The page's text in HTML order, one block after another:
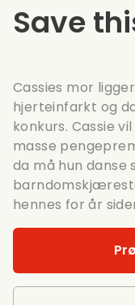
Save
Cassies mor
hjerteinfarkt og
konkurs. Cassie
masse
da må hun danse
hennes for år